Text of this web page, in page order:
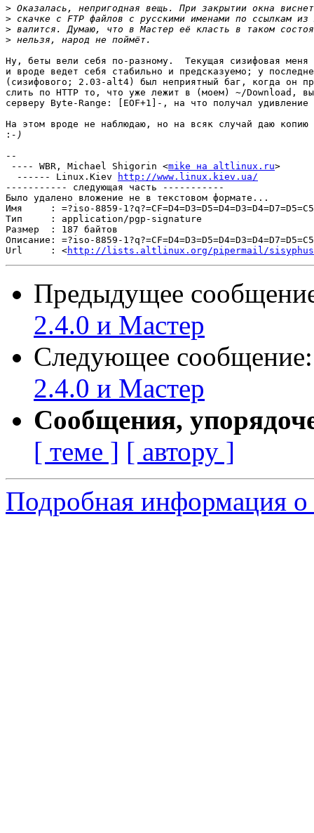
>
>
>
>
Ну, беты вели себя по-разному.  Текущая сизифовая меня
и вроде ведет себя стабильно и предсказуемо; у
(сизифового; 2.03-alt4) был неприятный баг, когда он
слить по HTTP то, что уже лежит в (моем) ~/Download,
серверу Byte-Range: [EOF+1]-, на что получал
На этом вроде не наблюдаю, но на всяк случай даю копию
:
--
---- WBR, Michael Shigorin <mike на altlinux.ru>
  ------ Linux.Kiev
http://www.linux.kiev.ua/
----------- следующая часть -----------
Было удалено вложение не в текстовом формате...
Имя     : =?iso-8859-
Тип     : application/pgp-signature
Размер  : 187 байтов
Описание: =?iso-8859-
Url     : <http://lists.altlinux.org/pipermail/sisyphus/
Предыдущее
2.4.0 и Мастер
Следующее
2.4.0 и Мастер
Сообщения,
[ теме ] [ автору ]
Подробная информация о